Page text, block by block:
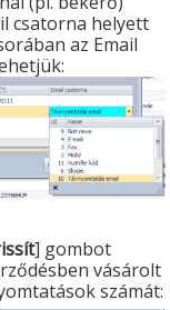
csatorna helyett
az Email
] gombot
vásárolt
számát: